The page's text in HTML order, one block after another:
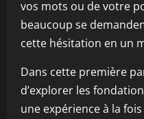
vos mots ou de votre
beaucoup se
cette hésitation en un
Dans cette première
d’explorer les
une expérience à la